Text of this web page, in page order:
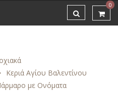
0
Κεριά Αγίου Βαλεντίνου
με Ονόματα